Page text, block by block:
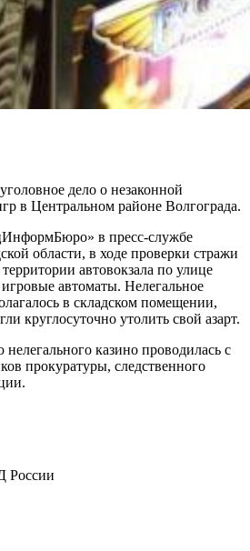
дело о незаконной
в Центральном районе Волгограда.
в пресс-службе
области, в ходе проверки стражи
автовокзала по улице
автоматы. Нелегальное
в складском помещении,
круглосуточно утолить свой азарт.
казино проводилась с
прокуратуры, следственного
России